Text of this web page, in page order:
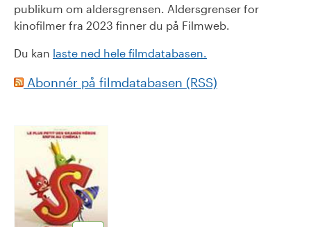
publikum om aldersgrensen. Aldersgrenser for
kinofilmer fra 2023 finner du på Filmweb.
Du kan laste ned hele filmdatabasen.
Abonnér på filmdatabasen (RSS)